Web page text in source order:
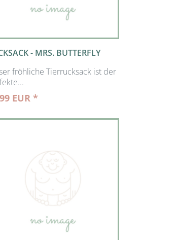
- MRS. BUTTERFLY
fröhliche Tierrucksack ist der
EUR *